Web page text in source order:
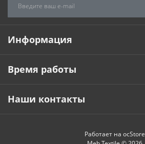
Информация
Время работы
Наши контакты
Работает на ocStore